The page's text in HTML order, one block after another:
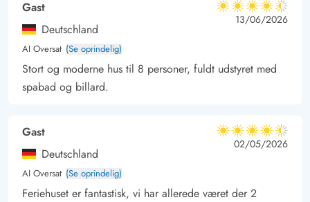
Gast
Deutschland
AI Oversat (Se oprindelig)
4.5 ud af 5
4.5 ud af 5
4.5 out of 5
13/06/2026
Stort og moderne hus til 8 personer, fuldt udstyret med
spabad og billard.
Gast
Deutschland
AI Oversat (Se oprindelig)
4.5 ud af 5
4.5 ud af 5
4.5 out of 5
02/05/2026
Feriehuset er fantastisk, vi har allerede været der 2